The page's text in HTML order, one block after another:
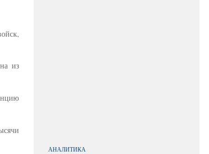
из
АНАЛИТИКА